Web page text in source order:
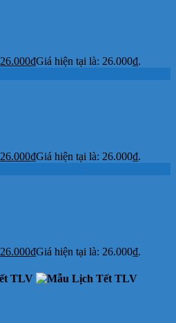
26.000₫Giá hiện tại là: 26.000₫.
26.000₫Giá hiện tại là: 26.000₫.
26.000₫Giá hiện tại là: 26.000₫.